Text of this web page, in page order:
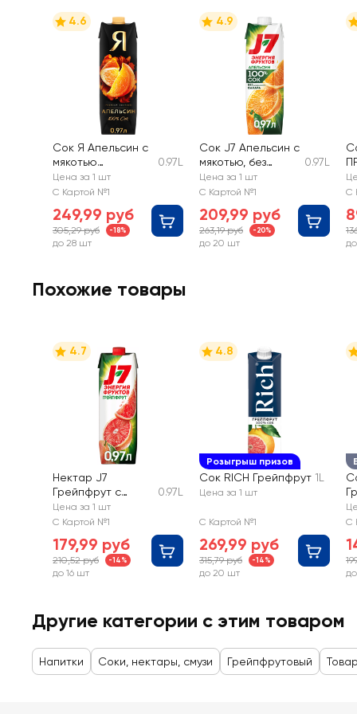
4.6
Сок Я Апельсин с
мякотью
восстановленный
0.97L
Цена за 1 шт
С Картой №1
249,99 руб
305,29 руб -18%
до 28 шт
4.9
Сок J7 Апельсин с
мякотью, без
сахара
0.97L
Цена за 1 шт
С Картой №1
209,99 руб
263,19 руб -20%
до 20 шт
С
Похожие товары
4.7
Нектар J7
Грейпфрут с
мякотью
0.97L
Цена за 1 шт
С Картой №1
179,99 руб
210,52 руб -14%
до 16 шт
Розыгрыш призов
4.8
Сок RICH Грейпфрут 1L
Цена за 1 шт
С Картой №1
269,99 руб
315,79 руб -14%
до 20 шт
С
Другие категории с этим товаром
Напитки Соки, нектары, смузи Грейпфрутовый